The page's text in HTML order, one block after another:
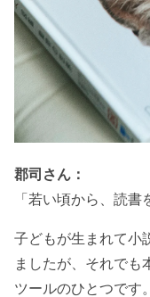
郡司さん：
「若い頃から、読書
子どもが生まれて小
ましたが、それでも
ツールのひとつです。